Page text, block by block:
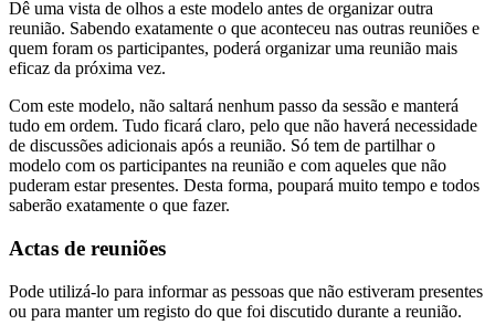
Dê uma vista de olhos a este modelo antes de organizar outra
reunião. Sabendo exatamente o que aconteceu nas outras reuniões e
quem foram os participantes, poderá organizar uma reunião mais
eficaz da próxima vez.
Com este modelo, não saltará nenhum passo da sessão e manterá
tudo em ordem. Tudo ficará claro, pelo que não haverá necessidade
de discussões adicionais após a reunião. Só tem de partilhar o
modelo com os participantes na reunião e com aqueles que não
puderam estar presentes. Desta forma, poupará muito tempo e todos
saberão exatamente o que fazer.
Actas de reuniões
Pode utilizá-lo para informar as pessoas que não estiveram presentes
ou para manter um registo do que foi discutido durante a reunião.